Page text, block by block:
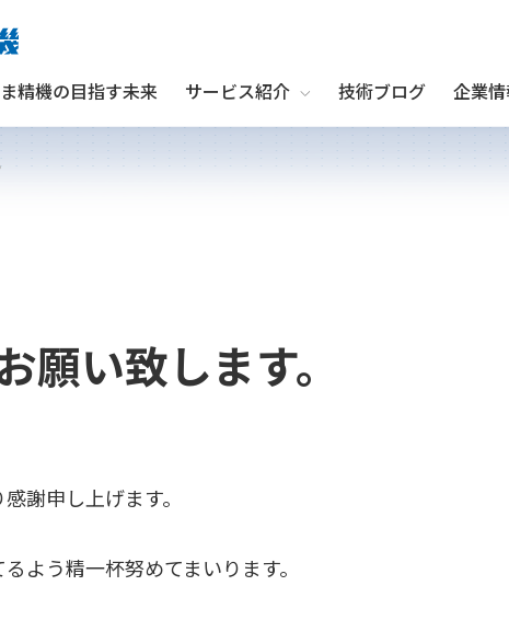
精機の目指す未来 サービス紹介
Show submenu for サー
技術ブログ 企業
願い致します。
謝申し上げます。
よう精一杯努めてまいります。